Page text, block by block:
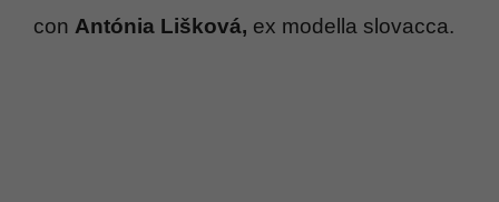
con Antónia Lišková, ex modella slovacca.